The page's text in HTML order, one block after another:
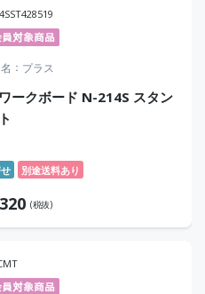
プラス
ークボード N-214S スタン
別途送料あり
(税抜)